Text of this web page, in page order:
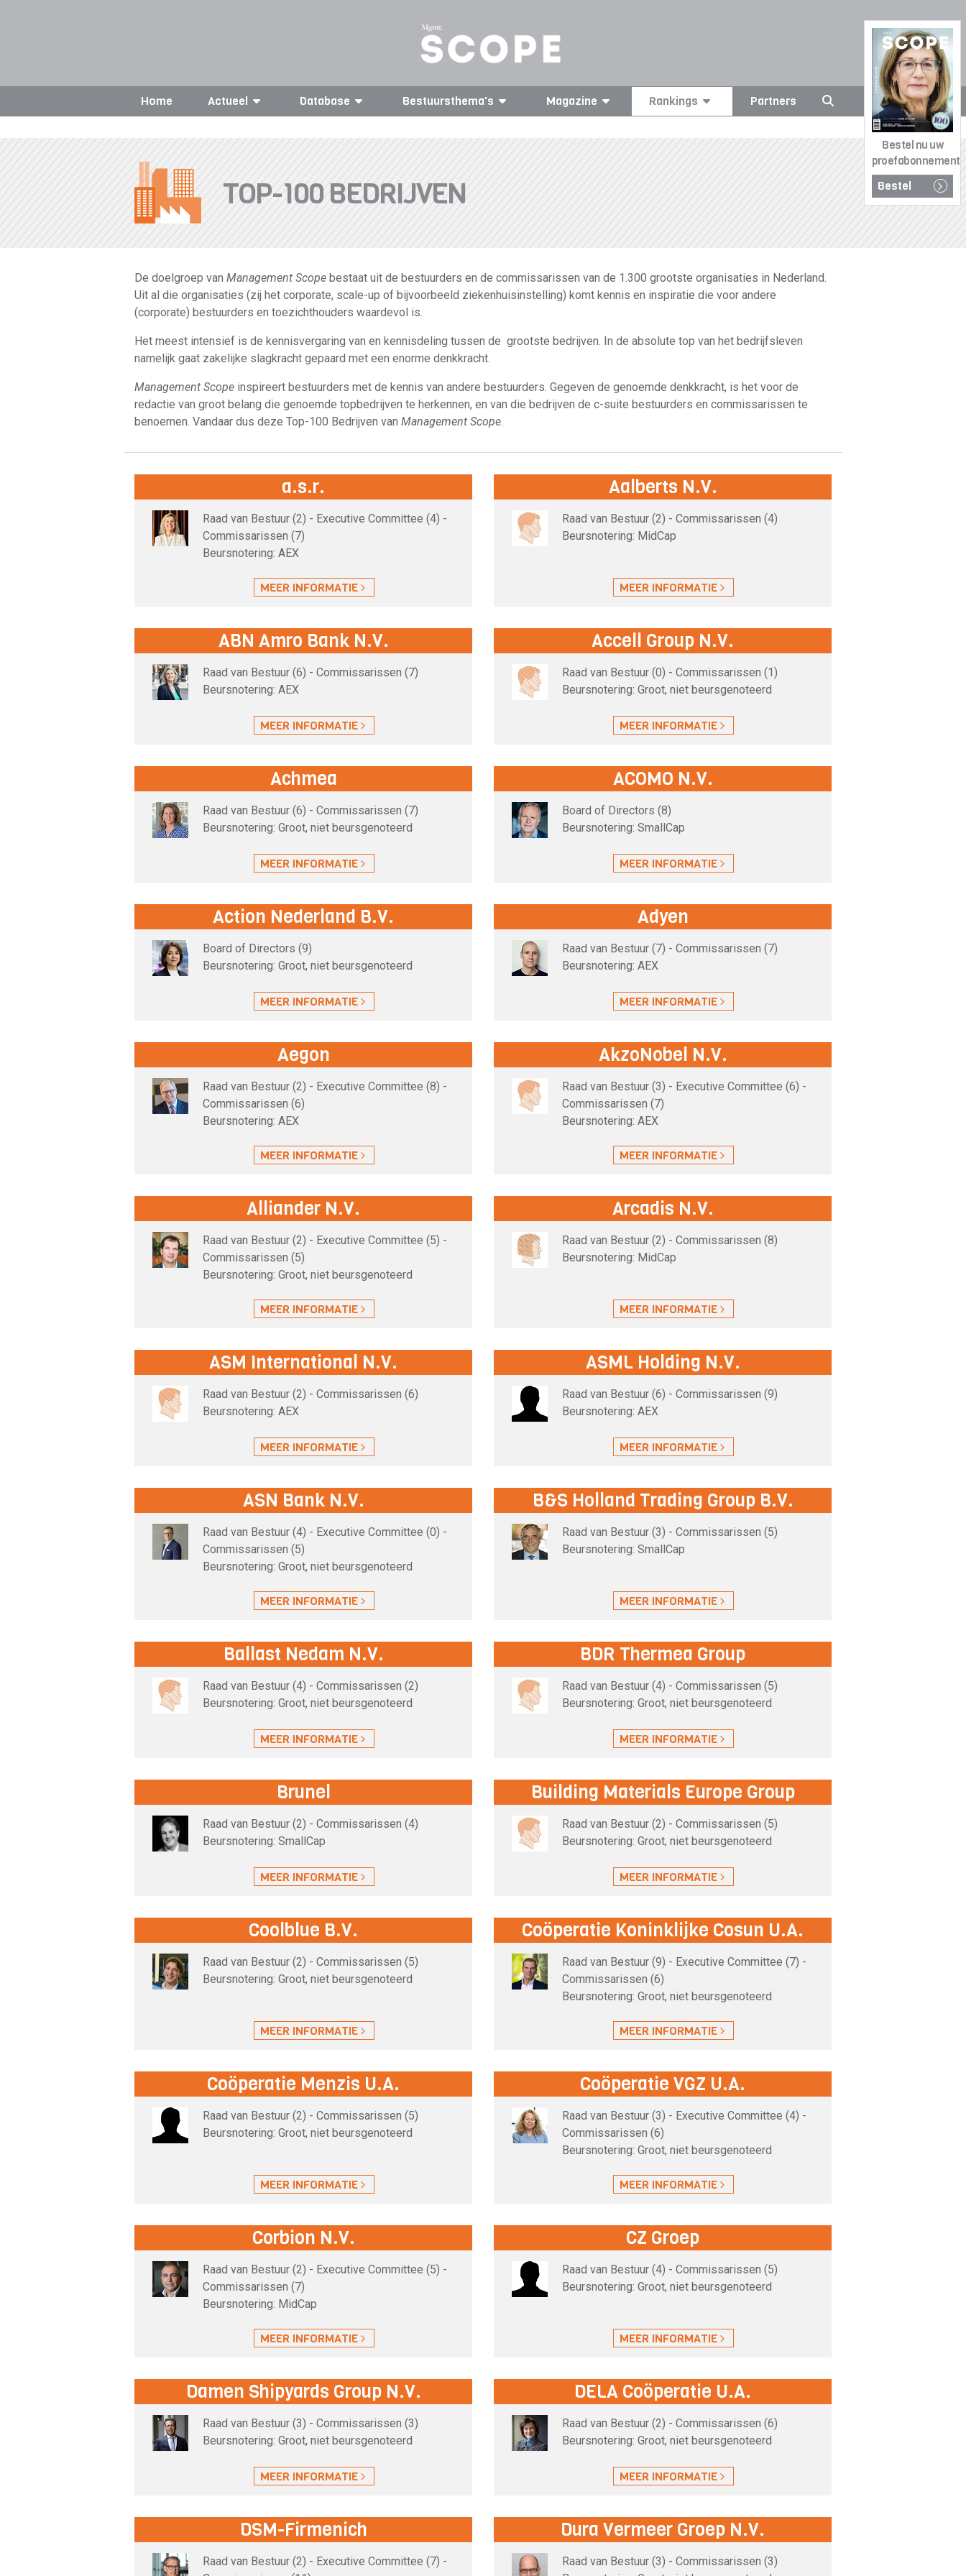
Bestel nu uw
proefabonnement
Bestel
Home Actueel Database Bestuursthema's Magazine Rankings Partners
TOP-100 BEDRIJVEN
De doelgroep van Management Scope bestaat uit de bestuurders en de commissarissen van de 1.300 grootste organisaties in Nederland.
Uit al die organisaties (zij het corporate, scale-up of bijvoorbeeld ziekenhuisinstelling) komt kennis en inspiratie die voor andere
(corporate) bestuurders en toezichthouders waardevol is.
Het meest intensief is de kennisvergaring van en kennisdeling tussen de grootste bedrijven. In de absolute top van het bedrijfsleven
namelijk gaat zakelijke slagkracht gepaard met een enorme denkkracht.
Management Scope inspireert bestuurders met de kennis van andere bestuurders. Gegeven de genoemde denkkracht, is het voor de
redactie van groot belang die genoemde topbedrijven te herkennen, en van die bedrijven de c-suite bestuurders en commissarissen te
benoemen. Vandaar dus deze Top-100 Bedrijven van Management Scope.
a.s.r.
Raad van Bestuur (2) - Executive Committee (4) -
Commissarissen (7)
Beursnotering: AEX
MEER INFORMATIE
Aalberts N.V.
Raad van Bestuur (2) - Commissarissen (4)
Beursnotering: MidCap
MEER INFORMATIE
ABN Amro Bank N.V.
Raad van Bestuur (6) - Commissarissen (7)
Beursnotering: AEX
MEER INFORMATIE
Accell Group N.V.
Raad van Bestuur (0) - Commissarissen (1)
Beursnotering: Groot, niet beursgenoteerd
MEER INFORMATIE
Achmea
Raad van Bestuur (6) - Commissarissen (7)
Beursnotering: Groot, niet beursgenoteerd
MEER INFORMATIE
ACOMO N.V.
Board of Directors (8)
Beursnotering: SmallCap
MEER INFORMATIE
Action Nederland B.V.
Board of Directors (9)
Beursnotering: Groot, niet beursgenoteerd
MEER INFORMATIE
Adyen
Raad van Bestuur (7) - Commissarissen (7)
Beursnotering: AEX
MEER INFORMATIE
Aegon
Raad van Bestuur (2) - Executive Committee (8) -
Commissarissen (6)
Beursnotering: AEX
MEER INFORMATIE
AkzoNobel N.V.
Raad van Bestuur (3) - Executive Committee (6) -
Commissarissen (7)
Beursnotering: AEX
MEER INFORMATIE
Alliander N.V.
Raad van Bestuur (2) - Executive Committee (5) -
Commissarissen (5)
Beursnotering: Groot, niet beursgenoteerd
MEER INFORMATIE
Arcadis N.V.
Raad van Bestuur (2) - Commissarissen (8)
Beursnotering: MidCap
MEER INFORMATIE
ASM International N.V.
Raad van Bestuur (2) - Commissarissen (6)
Beursnotering: AEX
MEER INFORMATIE
ASML Holding N.V.
Raad van Bestuur (6) - Commissarissen (9)
Beursnotering: AEX
MEER INFORMATIE
ASN Bank N.V.
Raad van Bestuur (4) - Executive Committee (0) -
Commissarissen (5)
Beursnotering: Groot, niet beursgenoteerd
MEER INFORMATIE
B&S Holland Trading Group B.V.
Raad van Bestuur (3) - Commissarissen (5)
Beursnotering: SmallCap
MEER INFORMATIE
Ballast Nedam N.V.
Raad van Bestuur (4) - Commissarissen (2)
Beursnotering: Groot, niet beursgenoteerd
MEER INFORMATIE
BDR Thermea Group
Raad van Bestuur (4) - Commissarissen (5)
Beursnotering: Groot, niet beursgenoteerd
MEER INFORMATIE
Brunel
Raad van Bestuur (2) - Commissarissen (4)
Beursnotering: SmallCap
MEER INFORMATIE
Building Materials Europe Group
Raad van Bestuur (2) - Commissarissen (5)
Beursnotering: Groot, niet beursgenoteerd
MEER INFORMATIE
Coolblue B.V.
Raad van Bestuur (2) - Commissarissen (5)
Beursnotering: Groot, niet beursgenoteerd
MEER INFORMATIE
Coöperatie Koninklijke Cosun U.A.
Raad van Bestuur (9) - Executive Committee (7) -
Commissarissen (6)
Beursnotering: Groot, niet beursgenoteerd
MEER INFORMATIE
Coöperatie Menzis U.A.
Raad van Bestuur (2) - Commissarissen (5)
Beursnotering: Groot, niet beursgenoteerd
MEER INFORMATIE
Coöperatie VGZ U.A.
Raad van Bestuur (3) - Executive Committee (4) -
Commissarissen (6)
Beursnotering: Groot, niet beursgenoteerd
MEER INFORMATIE
Corbion N.V.
Raad van Bestuur (2) - Executive Committee (5) -
Commissarissen (7)
Beursnotering: MidCap
MEER INFORMATIE
CZ Groep
Raad van Bestuur (4) - Commissarissen (5)
Beursnotering: Groot, niet beursgenoteerd
MEER INFORMATIE
Damen Shipyards Group N.V.
Raad van Bestuur (3) - Commissarissen (3)
Beursnotering: Groot, niet beursgenoteerd
MEER INFORMATIE
DELA Coöperatie U.A.
Raad van Bestuur (2) - Commissarissen (6)
Beursnotering: Groot, niet beursgenoteerd
MEER INFORMATIE
DSM-Firmenich
Raad van Bestuur (2) - Executive Committee (7) -
Dura Vermeer Groep N.V.
Raad van Bestuur (3) - Commissarissen (3)